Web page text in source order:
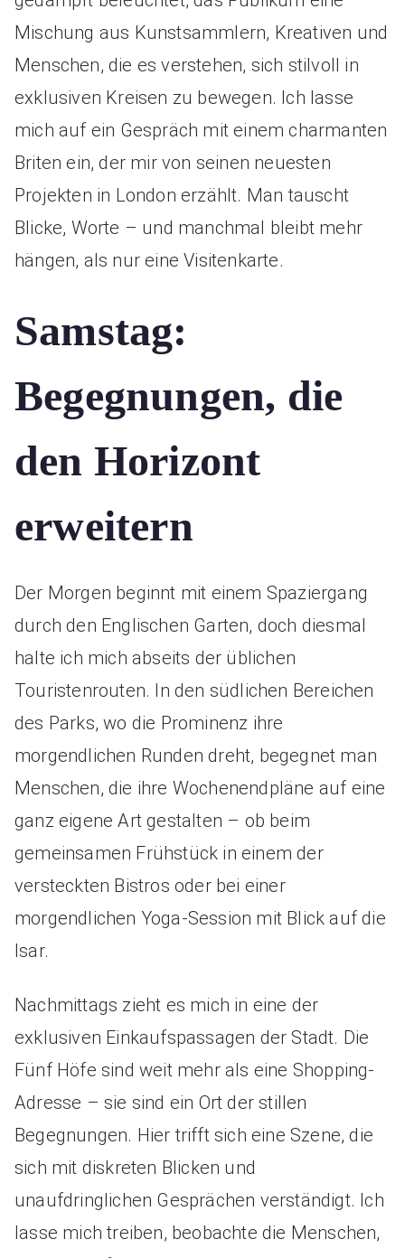
Mischung aus Kunstsammlern, Kreativen und
Menschen, die es verstehen, sich stilvoll in
exklusiven Kreisen zu bewegen. Ich lasse
mich auf ein Gespräch mit einem charmanten
Briten ein, der mir von seinen neuesten
Projekten in London erzählt. Man tauscht
Blicke, Worte – und manchmal bleibt mehr
hängen, als nur eine Visitenkarte.
Samstag:
Begegnungen, die
den Horizont
erweitern
Der Morgen beginnt mit einem Spaziergang
durch den Englischen Garten, doch diesmal
halte ich mich abseits der üblichen
Touristenrouten. In den südlichen Bereichen
des Parks, wo die Prominenz ihre
morgendlichen Runden dreht, begegnet man
Menschen, die ihre Wochenendpläne auf eine
ganz eigene Art gestalten – ob beim
gemeinsamen Frühstück in einem der
versteckten Bistros oder bei einer
morgendlichen Yoga-Session mit Blick auf die
Isar.
Nachmittags zieht es mich in eine der
exklusiven Einkaufspassagen der Stadt. Die
Fünf Höfe sind weit mehr als eine Shopping-
Adresse – sie sind ein Ort der stillen
Begegnungen. Hier trifft sich eine Szene, die
sich mit diskreten Blicken und
unaufdringlichen Gesprächen verständigt. Ich
lasse mich treiben, beobachte die Menschen,